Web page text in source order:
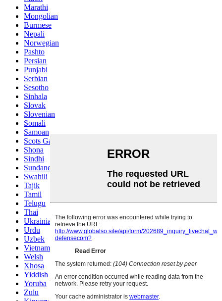
Marathi
Mongolian
Burmese
Nepali
Norwegian
Pashto
Persian
Punjabi
Serbian
Sesotho
Sinhala
Slovak
Slovenian
Somali
Samoan
Scots Gaelic
Shona
Sindhi
Sundanese
Swahili
Tajik
Tamil
Telugu
Thai
Ukrainian
Urdu
Uzbek
Vietnamese
Welsh
Xhosa
Yiddish
Yoruba
Zulu